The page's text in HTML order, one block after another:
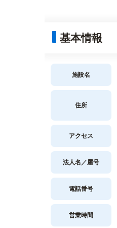
基本情報
施設名
住所
アクセス
法人名／屋号
電話番号
営業時間